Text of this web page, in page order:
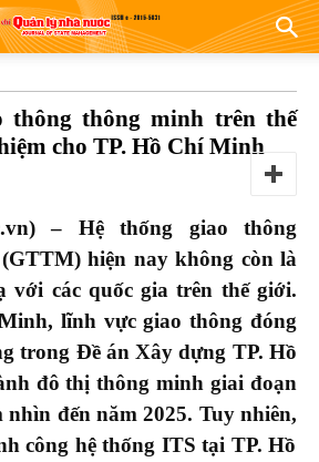
thông thông minh trên thế
cho TP. Hồ Chí Minh
– Hệ thống giao thông
hiện nay không còn là
với các quốc gia trên thế giới.
lĩnh vực giao thông đóng
trong Đề án Xây dựng TP. Hồ
đô thị thông minh giai đoạn
nhìn đến năm 2025. Tuy nhiên,
công hệ thống ITS tại TP. Hồ